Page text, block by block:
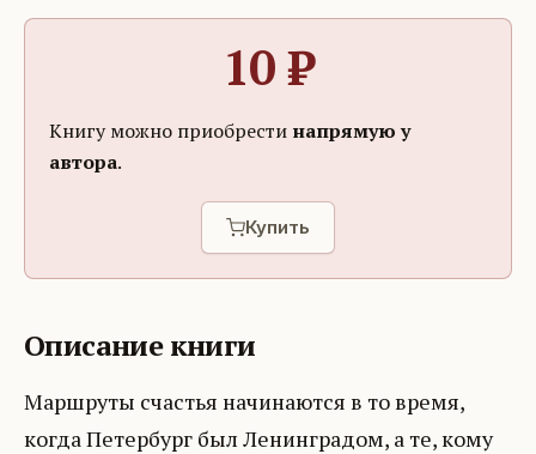
10₽
Книгу можно приобрести напрямую у
автора.
Купить
Описание книги
Маршруты счастья начинаются в то время,
когда Петербург был Ленинградом, а те, кому